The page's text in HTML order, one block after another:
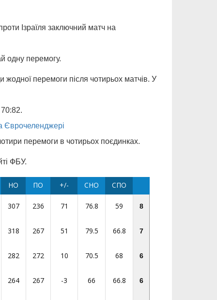
Ізраїля заключний матч на
одну перемогу.
жодної перемоги після чотирьох матчів. У
Єврочеленджері
перемоги в чотирьох поєдинках.
ФБУ.
НО ПО +/- СНО СПО
307 236 71 76.8 59 8
318 267 51 79.5 66.8 7
282 272 10 70.5 68 6
264 267 -3 66 66.8 6